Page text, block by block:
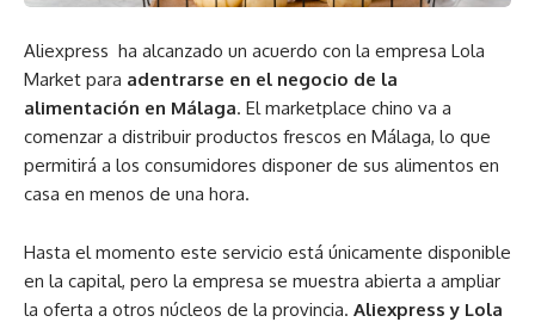
Aliexpress ha alcanzado un acuerdo con la empresa Lola
Market para adentrarse en el negocio de la
alimentación en Málaga. El marketplace chino va a
comenzar a distribuir productos frescos en Málaga, lo que
permitirá a los consumidores disponer de sus alimentos en
casa en menos de una hora.
Hasta el momento este servicio está únicamente disponible
en la capital, pero la empresa se muestra abierta a ampliar
la oferta a otros núcleos de la provincia. Aliexpress y Lola